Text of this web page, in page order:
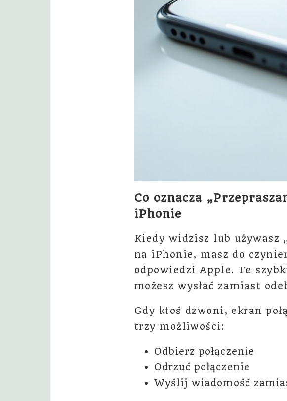
Co oznacza
iPhonie
Kiedy widzisz lub używasz
na iPhonie, masz do
odpowiedzi Apple. Te
możesz wysłać zamiast
Gdy ktoś dzwoni, ekran
trzy możliwości:
Odbierz połączenie
Odrzuć połączenie
Wyślij wiadomość